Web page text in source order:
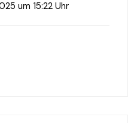
um 15:22 Uhr